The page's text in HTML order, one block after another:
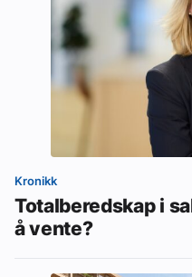
Kronikk
Totalberedskap i
å vente?